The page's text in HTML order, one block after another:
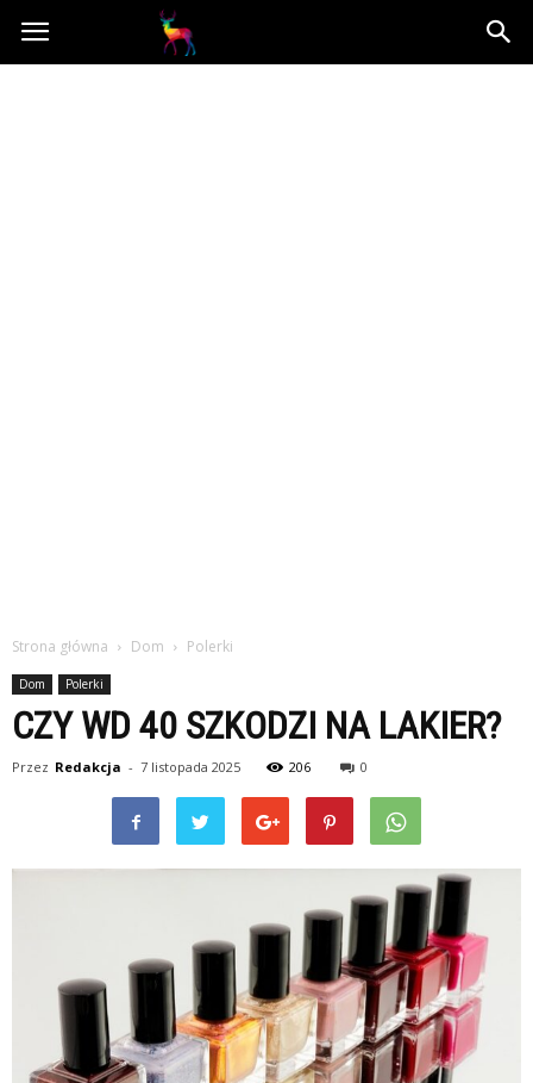
Mooseart.pl
Strona główna Dom Polerki
Dom Polerki
CZY WD 40 SZKODZI NA LAKIER?
Przez Redakcja - 7 listopada 2025 206 0